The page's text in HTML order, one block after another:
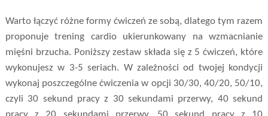
Warto łączyć różne formy ćwiczeń ze sobą, dlatego tym razem
proponuje trening cardio ukierunkowany na wzmacnianie
mięśni brzucha. Poniższy zestaw składa się z 5 ćwiczeń, które
wykonujesz w 3-5 seriach. W zależności od twojej kondycji
wykonaj poszczególne ćwiczenia w opcji 30/30, 40/20, 50/10,
czyli 30 sekund pracy z 30 sekundami przerwy, 40 sekund